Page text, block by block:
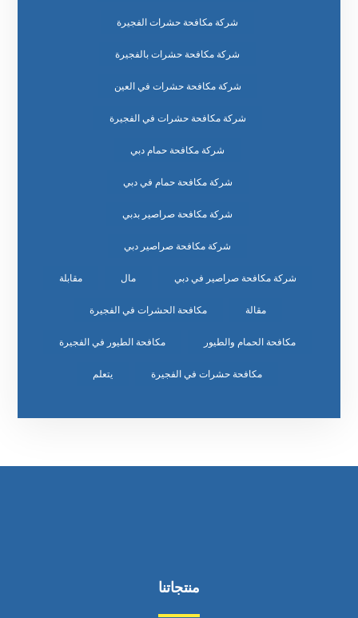
شركة مكافحة حشرات الفجيرة
شركة مكافحة حشرات بالفجيرة
شركة مكافحة حشرات في العين
شركة مكافحة حشرات في الفجيرة
شركة مكافحة حمام دبي
شركة مكافحة حمام في دبي
شركة مكافحة صراصير بدبي
شركة مكافحة صراصير دبي
شركة مكافحة صراصير في دبي مال مقابلة
مقالة مكافحة الحشرات في الفجيرة
مكافحة الحمام والطيور مكافحة الطيور في الفجيرة
مكافحة حشرات في الفجيرة يتعلم
منتجاتنا